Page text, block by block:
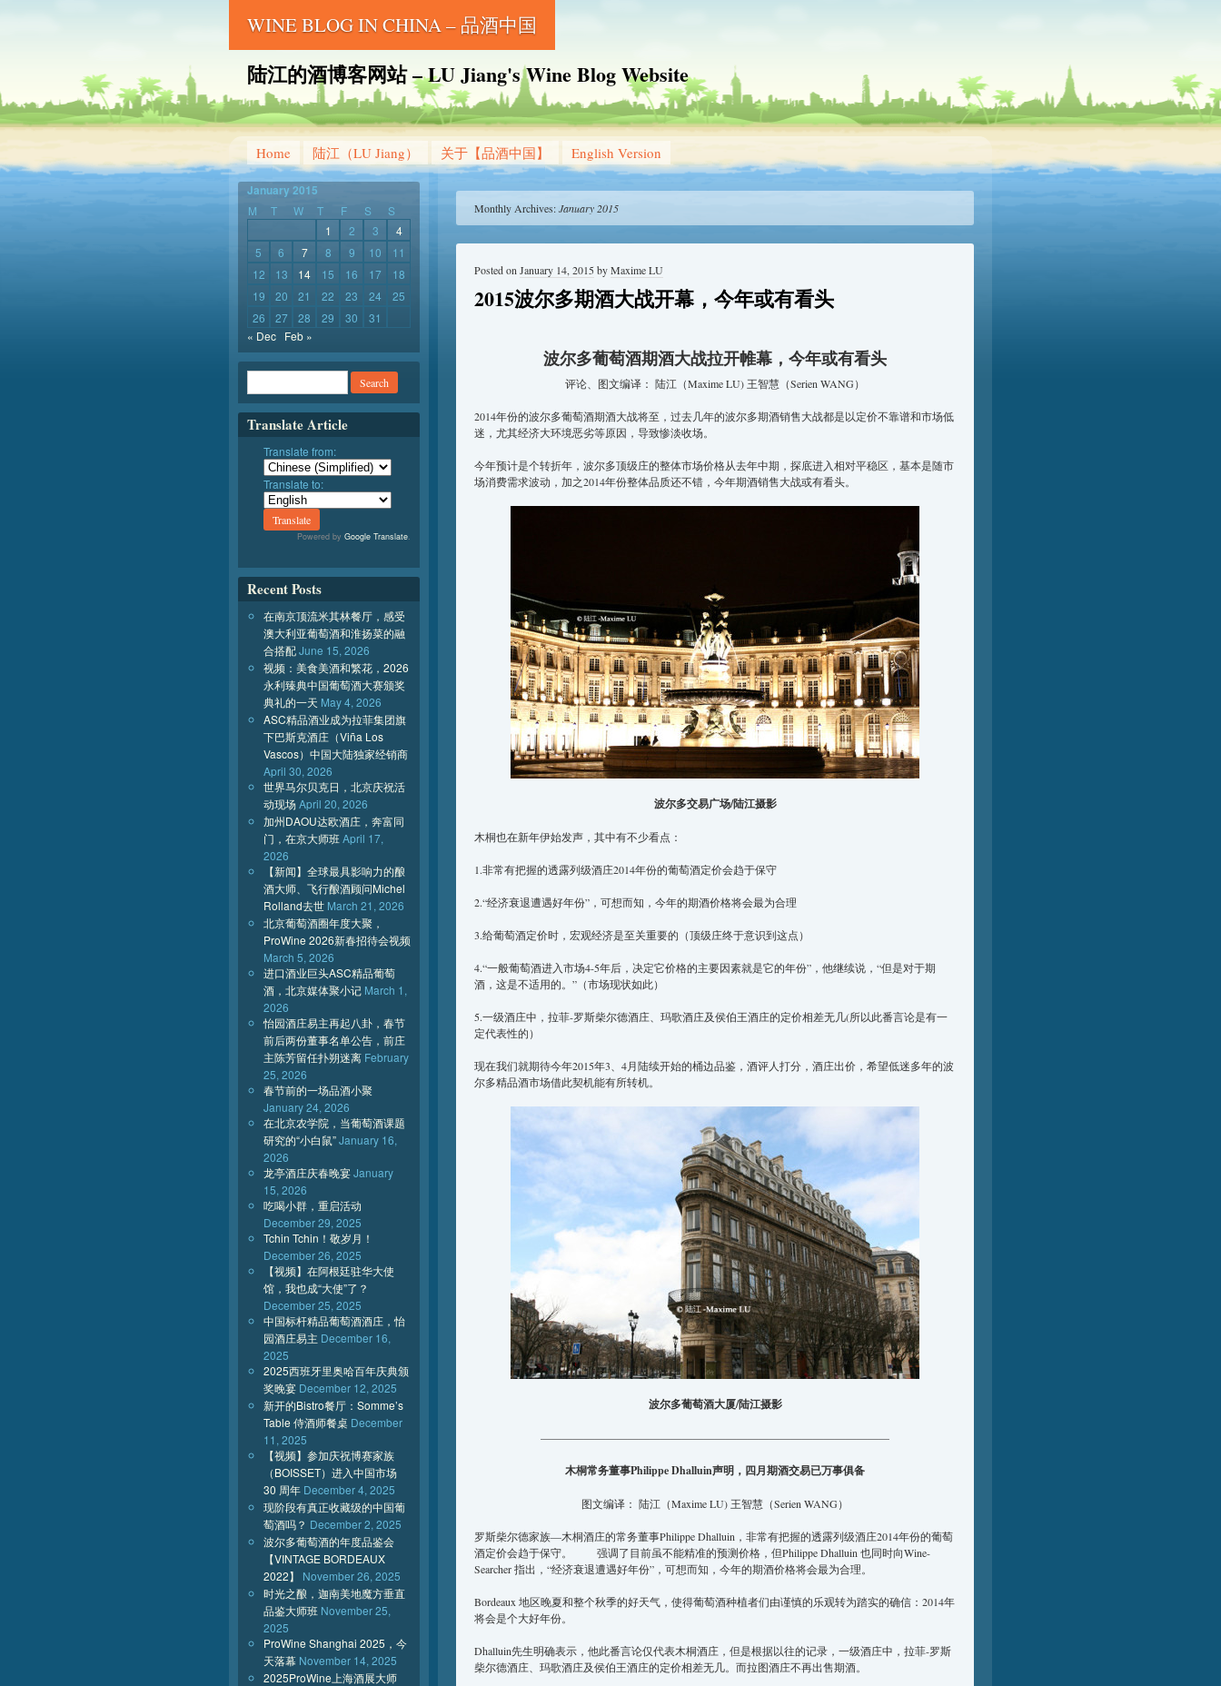
WINE BLOG IN CHINA – 品酒中国
陆江的酒博客网站 – LU Jiang's Wine Blog Website
Home 陆江（LU Jiang） 关于【品酒中国】 English Version
Monthly Archives:January 2015
2015波尔多期酒大战开幕，今年或有看头
Posted on January 14, 2015byMaxime LU
波尔多葡萄酒期酒大战拉开帷幕，今年或有看头
评论、图文编译： 陆江（Maxime LU) 王智慧（Serien WANG）
2014年份的波尔多葡萄酒期酒大战将至，过去几年的波尔多期酒销售大战都是以定价不靠谱和市场低
迷，尤其经济大环境恶劣等原因，导致惨淡收场。
今年预计是个转折年，波尔多顶级庄的整体市场价格从去年中期，探底进入相对平稳区，基本是随市
场消费需求波动，加之2014年份整体品质还不错，今年期酒销售大战或有看头。
波尔多交易广场/陆江摄影
木桐也在新年伊始发声，其中有不少看点：
1.非常有把握的透露列级酒庄2014年份的葡萄酒定价会趋于保守
2.“经济衰退遭遇好年份”，可想而知，今年的期酒价格将会最为合理
3.给葡萄酒定价时，宏观经济是至关重要的（顶级庄终于意识到这点）
4.“一般葡萄酒进入市场4-5年后，决定它价格的主要因素就是它的年份”，他继续说，“但是对于期
酒，这是不适用的。”（市场现状如此）
5.一级酒庄中，拉菲-罗斯柴尔德酒庄、玛歌酒庄及侯伯王酒庄的定价相差无几(所以此番言论是有一
定代表性的）
现在我们就期待今年2015年3、4月陆续开始的桶边品鉴，酒评人打分，酒庄出价，希望低迷多年的波
尔多精品酒市场借此契机能有所转机。
波尔多葡萄酒大厦/陆江摄影
————————————————————————————————
木桐常务董事Philippe Dhalluin声明，四月期酒交易已万事俱备
图文编译： 陆江（Maxime LU) 王智慧（Serien WANG）
罗斯柴尔德家族—木桐酒庄的常务董事Philippe Dhalluin，非常有把握的透露列级酒庄2014年份的葡萄
酒定价会趋于保守。 强调了目前虽不能精准的预测价格，但Philippe Dhalluin 也同时向Wine-
Searcher 指出，“经济衰退遭遇好年份”，可想而知，今年的期酒价格将会最为合理。
Bordeaux 地区晚夏和整个秋季的好天气，使得葡萄酒种植者们由谨慎的乐观转为踏实的确信：2014年
将会是个大好年份。
Dhalluin先生明确表示，他此番言论仅代表木桐酒庄，但是根据以往的记录，一级酒庄中，拉菲-罗斯
柴尔德酒庄、玛歌酒庄及侯伯王酒庄的定价相差无几。而拉图酒庄不再出售期酒。
January 2015
M T W T F S
S
1
2 3
4
5
6 7 8 9 10
11
12
13 14 15 16 17
18
19
20 21 22 23 24
25
26
27 28 29 30
31
« Dec Feb »
Translate Article
Translate from:
Translate to:
Powered by Google Translate.
Recent Posts
在南京顶流米其林餐厅，感受
澳大利亚葡萄酒和淮扬菜的融
合搭配June 15, 2026
视频：美食美酒和繁花，2026
永利臻典中国葡萄酒大赛颁奖
典礼的一天 May 4, 2026
ASC精品酒业成为拉菲集团旗
下巴斯克酒庄（Viña Los
Vascos）中国大陆独家经销商
April 30, 2026
世界马尔贝克日，北京庆祝活
动现场April 20, 2026
加州DAOU达欧酒庄，奔富同
门，在京大师班 April 17,
2026
【新闻】全球最具影响力的酿
酒大师、飞行酿酒顾问Michel
Rolland去世 March 21, 2026
北京葡萄酒圈年度大聚，
ProWine 2026新春招待会视频
March 5, 2026
进口酒业巨头ASC精品葡萄
酒，北京媒体聚小记 March 1,
2026
怡园酒庄易主再起八卦，春节
前后两份董事名单公告，前庄
主陈芳留任扑朔迷离 February
25, 2026
春节前的一场品酒小聚
January 24, 2026
在北京农学院，当葡萄酒课题
研究的“小白鼠”January 16,
2026
龙亭酒庄庆春晚宴January
15, 2026
吃喝小群，重启活动
December 29, 2025
Tchin Tchin！敬岁月！
December 26, 2025
【视频】在阿根廷驻华大使
馆，我也成“大使”了？
December 25, 2025
中国标杆精品葡萄酒酒庄，怡
园酒庄易主 December 16,
2025
2025西班牙里奥哈百年庆典颁
奖晚宴 December 12, 2025
新开的Bistro餐厅：Somme’s
Table 侍酒师餐桌 December
11, 2025
【视频】参加庆祝博赛家族
（BOISSET）进入中国市场
30 周年 December 4, 2025
现阶段有真正收藏级的中国葡
萄酒吗？ December 2, 2025
波尔多葡萄酒的年度品鉴会
【VINTAGE BORDEAUX
2022】
November 26, 2025
时光之酿，迦南美地魔方垂直
品鉴大师班 November 25,
2025
ProWine Shanghai 2025，今
天落幕 November 14, 2025
2025ProWine上海酒展大师